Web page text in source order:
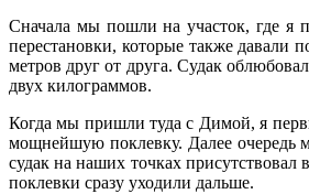
Сначала мы пошли на участок, где я
перестановки, которые также давали
метров друг от друга. Судак
двух килограммов.
Когда мы пришли туда с Димой, я
мощнейшую поклевку. Далее очередь
судак на наших точках
поклевки сразу уходили дальше.